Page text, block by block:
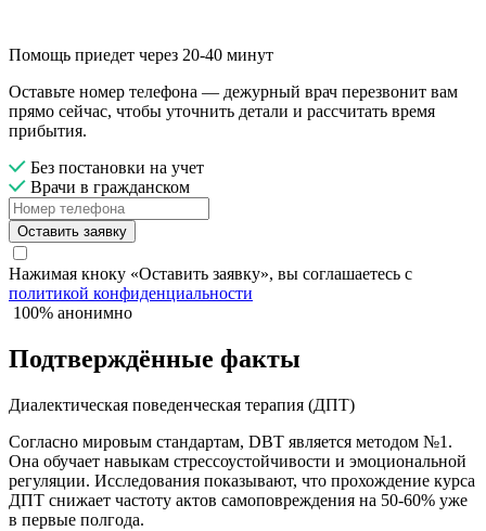
Помощь приедет через 20-40 минут
Оставьте номер телефона — дежурный врач перезвонит вам
прямо сейчас, чтобы уточнить детали и рассчитать время
прибытия.
Без постановки на учет
Врачи в гражданском
Оставить заявку
Нажимая кноку «Оставить заявку», вы соглашаетесь с
политикой конфиденциальности
100% анонимно
Подтверждённые факты
Диалектическая поведенческая терапия (ДПТ)
Согласно мировым стандартам, DBT является методом №1.
Она обучает навыкам стрессоустойчивости и эмоциональной
регуляции. Исследования показывают, что прохождение курса
ДПТ снижает частоту актов самоповреждения на 50-60% уже
в первые полгода.